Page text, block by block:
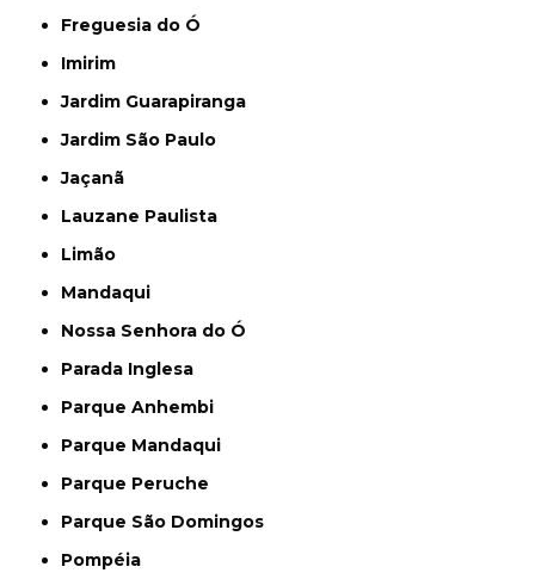
Freguesia do Ó
Imirim
Jardim Guarapiranga
Jardim São Paulo
Jaçanã
Lauzane Paulista
Limão
Mandaqui
Nossa Senhora do Ó
Parada Inglesa
Parque Anhembi
Parque Mandaqui
Parque Peruche
Parque São Domingos
Pompéia